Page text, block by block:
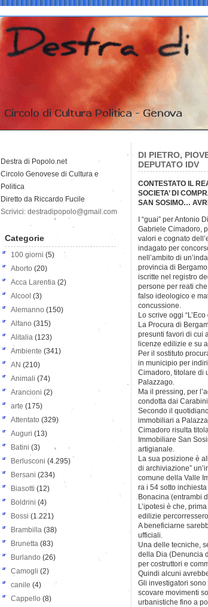
DI PIETRO,
DEPUTATO IDV
CONTESTATO IL
SOCIETA’ DI
SAN SOSIMO…
I “guai” per Antonio
Gabriele Cimadoro,
valori e cognato
indagato per
nell’ambito di
provincia di
iscritte nel registro
persone per reati che
falso ideologico e
concussione.
Lo scrive oggi
La Procura di
presunti favori di cui
licenze edilizie e su
Per il sostituto
in municipio per
Cimadoro, titolare di
Palazzago.
Ma il pressing, per
condotta dai
Secondo il
immobiliari a
Cimadoro risulta
Immobiliare San
artigianale.
La sua posizione è
di archiviazione”
comune della Valle
ra i 54 sotto
Bonacina (entrambi
L’ipotesi è che,
edilizie
A beneficiarne
ufficiali.
Una delle tecniche,
della Dia (Denuncia
per costruttori e
Quindi alcuni
Gli investigatori
scovare movimenti
urbanistiche fino a
Destra di Popolo.net
Circolo Genovese di Cultura e
Politica
Diretto da Riccardo Fucile
Scrivici: destradipopolo@gmail.com
Categorie
100 giorni (5)
Aborto (20)
Acca Larentia (2)
Alcool (3)
Alemanno (150)
Alfano (315)
Alitalia (123)
Ambiente (341)
AN (210)
Animali (74)
Arancioni (2)
arte (175)
Attentato (329)
Auguri (13)
Batini (3)
Berlusconi (4.295)
Bersani (234)
Biasotti (12)
Boldrini (4)
Bossi (1.221)
Brambilla (38)
Brunetta (83)
Burlando (26)
Camogli (2)
canile (4)
Cappello (8)